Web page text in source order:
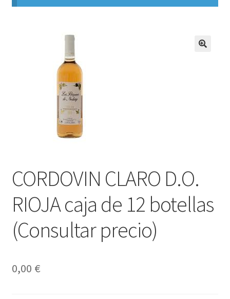
CORDOVIN CLARO D.O.
RIOJA caja de 12 botellas
(Consultar precio)
0,00 €